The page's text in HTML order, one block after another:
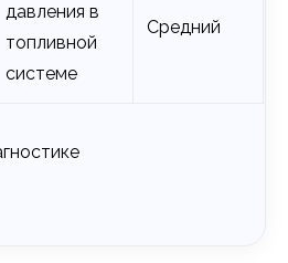
давления в
топливной
системе
Средний